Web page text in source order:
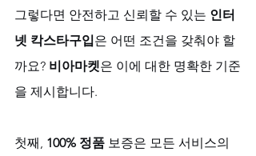
그렇다면 안전하고 신뢰할 수 있는 인터
넷 칵스타구입은 어떤 조건을 갖춰야 할
까요? 비아마켓은 이에 대한 명확한 기준
을 제시합니다.
첫째, 100% 정품 보증은 모든 서비스의